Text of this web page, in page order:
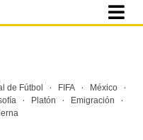
de Fútbol · FIFA· México·
· Platón · Emigración ·